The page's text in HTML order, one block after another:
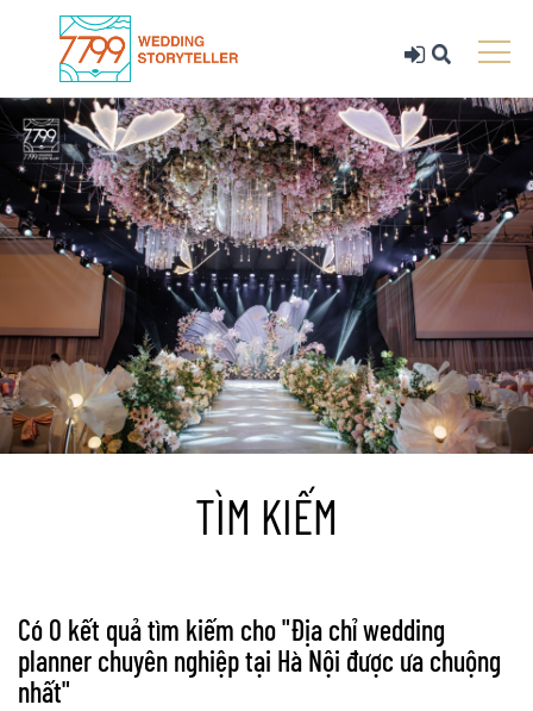
TÌM KIẾM
Có 0 kết quả tìm kiếm cho "Địa chỉ wedding
planner chuyên nghiệp tại Hà Nội được ưa chuộng
nhất"